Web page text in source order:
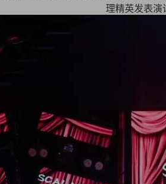
理精英发表演